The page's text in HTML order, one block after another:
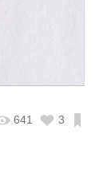
641 3